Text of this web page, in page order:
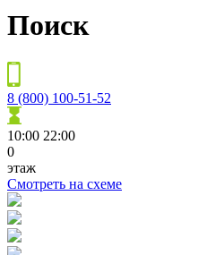
Поиск
8 (800) 100-51-52
10:00 22:00
0
этаж
Смотреть на схеме